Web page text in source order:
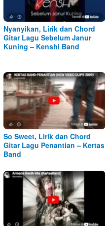
Nyanyikan, Lirik dan Chord
Gitar Lagu Sebelum Janur
Kuning – Kenshi Band
So Sweet, Lirik dan Chord
Gitar Lagu Penantian – Kertas
Band